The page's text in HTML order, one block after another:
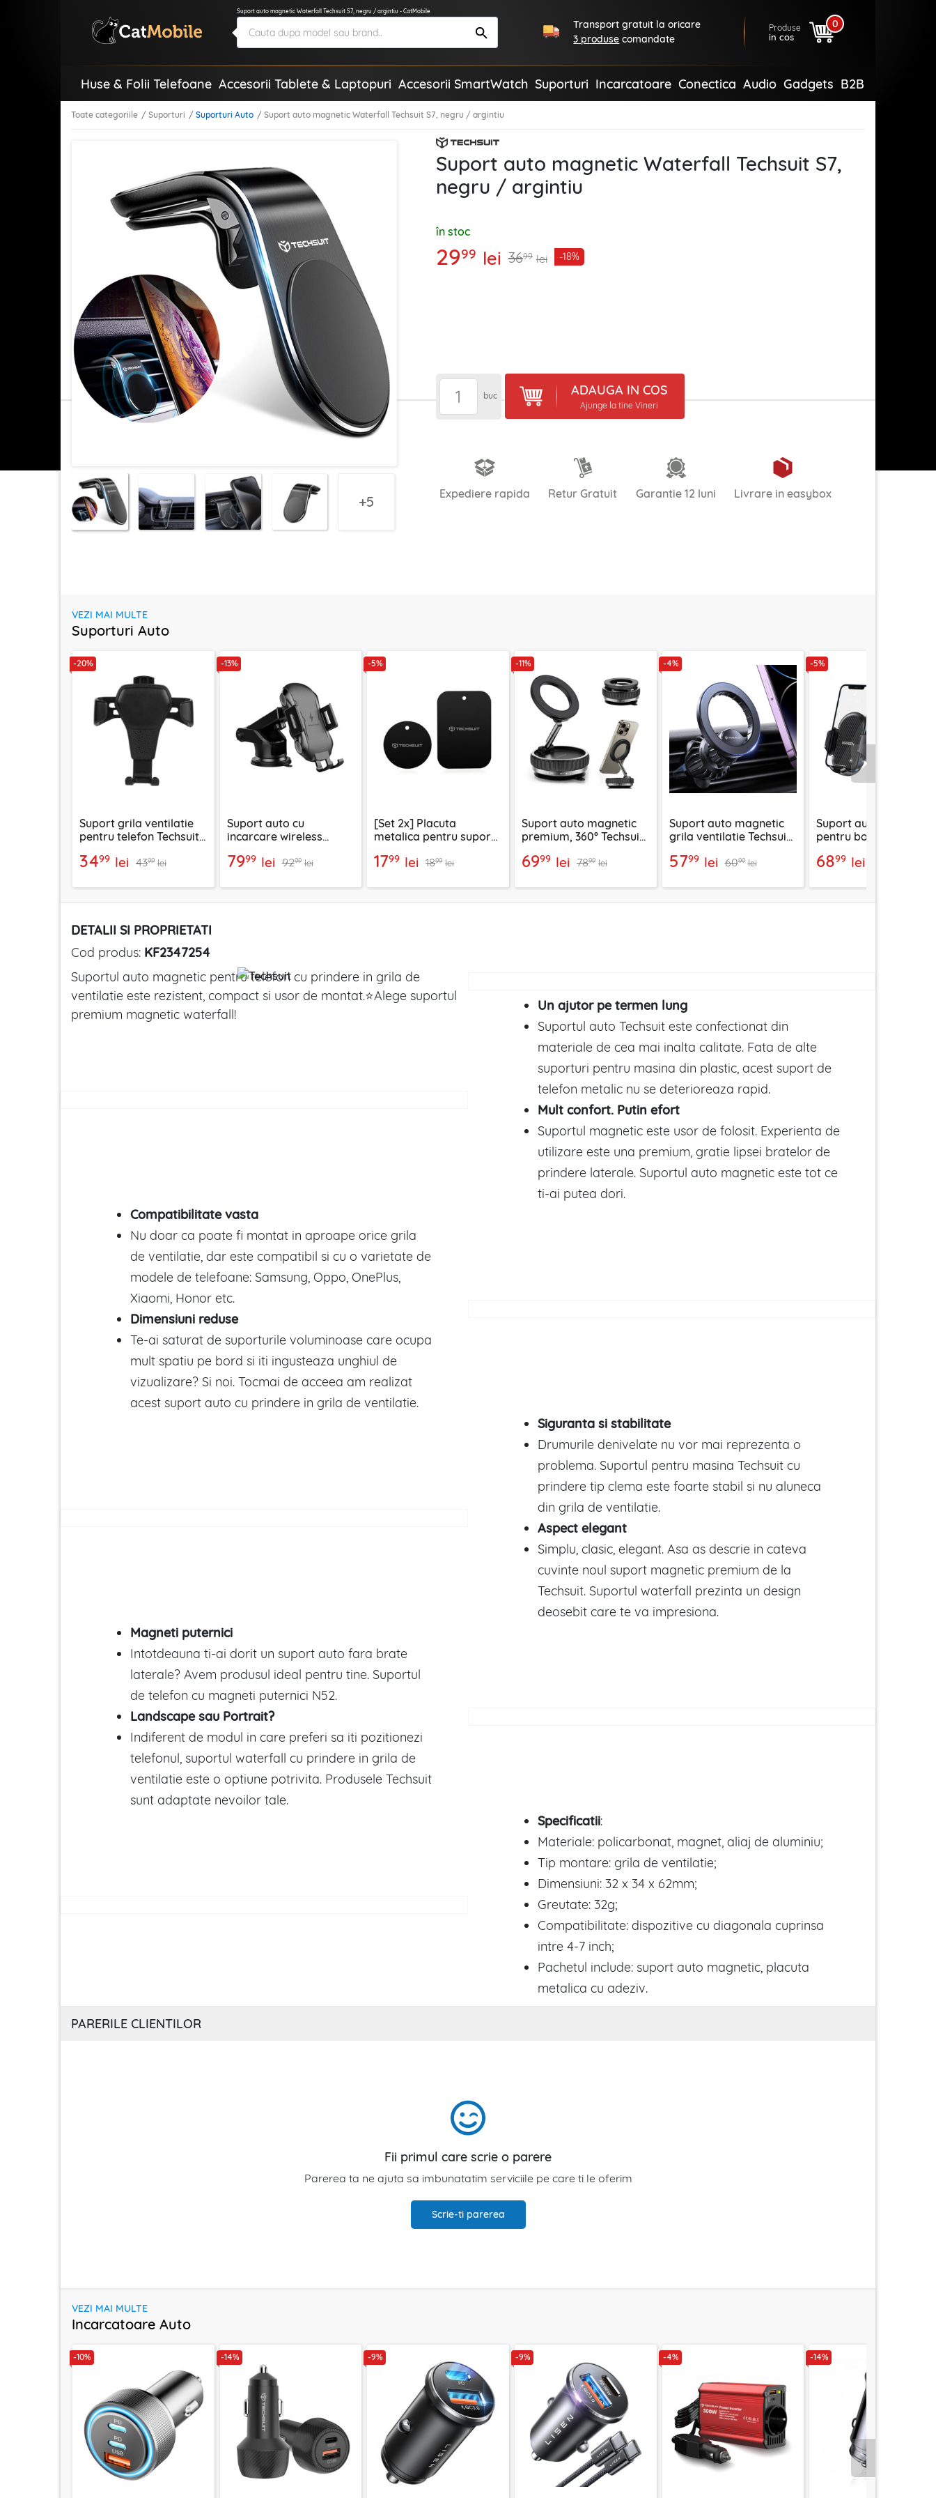
Suport auto magnetic Waterfall Techsuit S7, negru / argintiu - CatMobile
Transport gratuit la oricare
3 produse comandate
Produse
in cos
0
Huse & Folii Telefoane Accesorii Tablete & Laptopuri Accesorii SmartWatch Suporturi Incarcatoare Conectica Audio Gadgets B2B
Toate categoriile Suporturi Suporturi Auto Suport auto magnetic Waterfall Techsuit S7, negru / argintiu
5
Suport auto magnetic Waterfall Techsuit S7,
negru / argintiu
în stoc
2999 lei 3699 lei -18%
buc ADAUGA IN COS
Ajunge la tine Vineri
Expediere rapida Retur Gratuit Garantie 12 luni Livrare in easybox
VEZI MAI MULTE
Suporturi Auto
-20%
Suport grila ventilatie
pentru telefon Techsuit
3499 lei 4399 lei
-13%
Suport auto cu
incarcare wireless
Techsuit, CAPD032
7999 lei 9299 lei
-5%
[Set 2x] Placuta
metalica pentru suport
Techsuit MP03, negru
1799 lei 1899 lei
-11%
Suport auto magnetic
premium, 360° Techsuit
6999 lei 7899 lei
-4%
Suport auto magnetic
grila ventilatie Techsuit
5799 lei 6099 lei
-5%
Suport auto ajustabil
pentru bord Ugreen,
6899 lei
DETALII SI PROPRIETATI
Cod produs: KF2347254
Suportul auto magnetic pentru telefon cu prindere in grila de
ventilatie este rezistent, compact si usor de montat.⭐Alege suportul
premium magnetic waterfall!
Un ajutor pe termen lung
Suportul auto Techsuit este confectionat din
materiale de cea mai inalta calitate. Fata de alte
suporturi pentru masina din plastic, acest suport de
telefon metalic nu se deterioreaza rapid.
Mult confort. Putin efort
Suportul magnetic este usor de folosit. Experienta de
utilizare este una premium, gratie lipsei bratelor de
prindere laterale. Suportul auto magnetic este tot ce
ti-ai putea dori.
Compatibilitate vasta
Nu doar ca poate fi montat in aproape orice grila
de ventilatie, dar este compatibil si cu o varietate de
modele de telefoane: Samsung, Oppo, OnePlus,
Xiaomi, Honor etc.
Dimensiuni reduse
Te-ai saturat de suporturile voluminoase care ocupa
mult spatiu pe bord si iti ingusteaza unghiul de
vizualizare? Si noi. Tocmai de acceea am realizat
acest suport auto cu prindere in grila de ventilatie.
Siguranta si stabilitate
Drumurile denivelate nu vor mai reprezenta o
problema. Suportul pentru masina Techsuit cu
prindere tip clema este foarte stabil si nu aluneca
din grila de ventilatie.
Aspect elegant
Simplu, clasic, elegant. Asa as descrie in cateva
cuvinte noul suport magnetic premium de la
Techsuit. Suportul waterfall prezinta un design
deosebit care te va impresiona.
Magneti puternici
Intotdeauna ti-ai dorit un suport auto fara brate
laterale? Avem produsul ideal pentru tine. Suportul
de telefon cu magneti puternici N52.
Landscape sau Portrait?
Indiferent de modul in care preferi sa iti pozitionezi
telefonul, suportul waterfall cu prindere in grila de
ventilatie este o optiune potrivita. Produsele Techsuit
sunt adaptate nevoilor tale.
Specificatii:
Materiale: policarbonat, magnet, aliaj de aluminiu;
Tip montare: grila de ventilatie;
Dimensiuni: 32 x 34 x 62mm;
Greutate: 32g;
Compatibilitate: dispozitive cu diagonala cuprinsa
intre 4-7 inch;
Pachetul include: suport auto magnetic, placuta
metalica cu adeziv.
PARERILE CLIENTILOR
Fii primul care scrie o parere
Parerea ta ne ajuta sa imbunatatim serviciile pe care ti le oferim
Scrie-ti parerea
VEZI MAI MULTE
Incarcatoare Auto
-10% -14% -9% -9% -4% -14%